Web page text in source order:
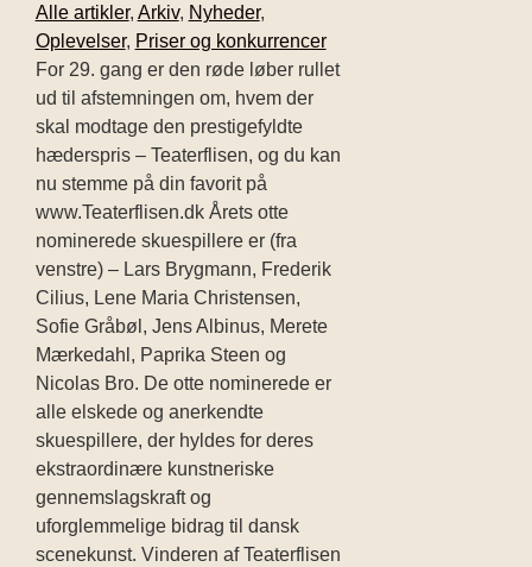
Alle artikler, Arkiv, Nyheder,
Oplevelser, Priser og konkurrencer
For 29. gang er den røde løber rullet
ud til afstemningen om, hvem der
skal modtage den prestigefyldte
hæderspris – Teaterflisen, og du kan
nu stemme på din favorit på
www.Teaterflisen.dk Årets otte
nominerede skuespillere er (fra
venstre) – Lars Brygmann, Frederik
Cilius, Lene Maria Christensen,
Sofie Gråbøl, Jens Albinus, Merete
Mærkedahl, Paprika Steen og
Nicolas Bro. De otte nominerede er
alle elskede og anerkendte
skuespillere, der hyldes for deres
ekstraordinære kunstneriske
gennemslagskraft og
uforglemmelige bidrag til dansk
scenekunst. Vinderen af Teaterflisen